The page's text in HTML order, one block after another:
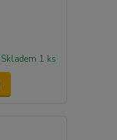
Skladem 1 ks